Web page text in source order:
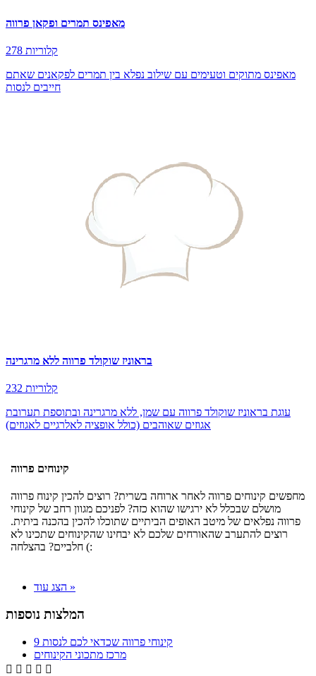
מאפינס תמרים ופקאן פרווה
278 קלוריות
מאפינס מתוקים וטעימים עם שילוב נפלא בין תמרים לפקאנים שאתם
חייבים לנסות
בראוניז שוקולד פרווה ללא מרגרינה
232 קלוריות
עוגת בראוניז שוקולד פרווה עם שמן, ללא מרגרינה ובתוספת תערובת
אגוזים שאוהבים (כולל אופציה לאלרגיים לאגוזים)
קינוחים פרווה
מחפשים קינוחים פרווה לאחר ארוחה בשרית? רוצים להכין קינוח פרווה
מושלם שבכלל לא ירגישו שהוא כזה? לפניכם מגוון רחב של קינוחי
פרווה נפלאים של מיטב האופים הביתיים שתוכלו להכין בהכנה ביתית.
רוצים להתערב שהאורחים שלכם לא יבחינו שהקינוחים שתכינו לא
חלביים? בהצלחה (:
הצג עוד »
המלצות נוספות
9 קינוחי פרווה שכדאי לכם לנסות
מרכז מתכוני הקינוחים
    